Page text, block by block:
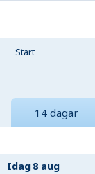
Start
14 dagar
Idag 8 aug